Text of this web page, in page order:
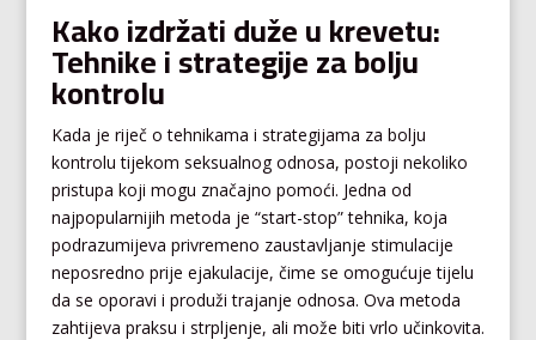
Kako izdržati duže u krevetu:
Tehnike i strategije za bolju
kontrolu
Kada je riječ o tehnikama i strategijama za bolju
kontrolu tijekom seksualnog odnosa, postoji nekoliko
pristupa koji mogu značajno pomoći. Jedna od
najpopularnijih metoda je “start-stop” tehnika, koja
podrazumijeva privremeno zaustavljanje stimulacije
neposredno prije ejakulacije, čime se omogućuje tijelu
da se oporavi i produži trajanje odnosa. Ova metoda
zahtijeva praksu i strpljenje, ali može biti vrlo učinkovita.